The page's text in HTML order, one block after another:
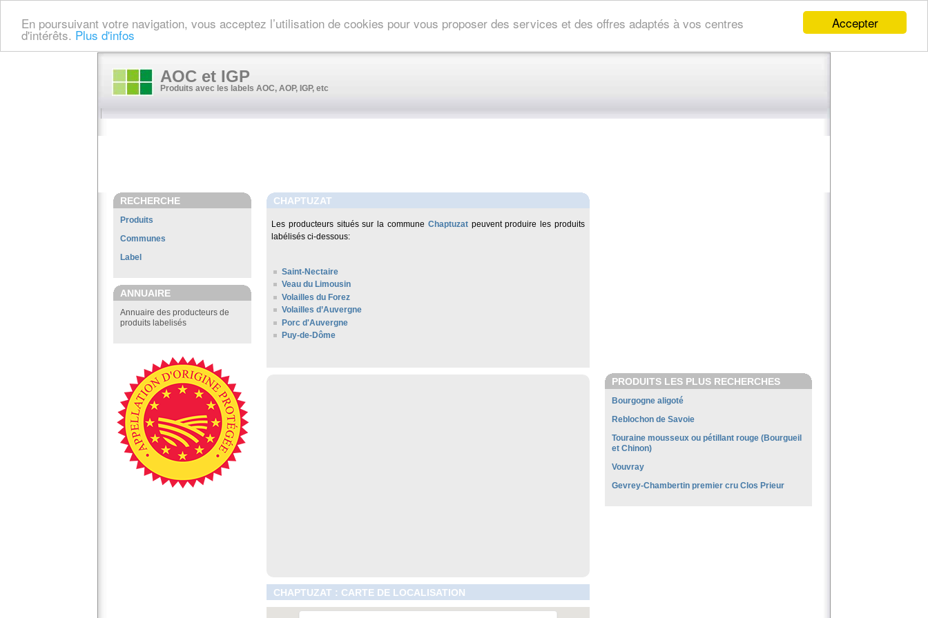
Accepter
En poursuivant votre navigation, vous acceptez l’utilisation de cookies pour vous proposer des services et des offres adaptés à vos centres
d'intérêts. Plus d'infos
AOC et IGP
Produits avec les labels AOC, AOP, IGP, etc
RECHERCHE
Produits
Communes
Label
ANNUAIRE
Annuaire des producteurs de
produits labelisés
CHAPTUZAT
Les producteurs situés sur la commune Chaptuzatpeuvent produire les produits
labélisés ci-dessous:
Saint-Nectaire
Veau du Limousin
Volailles du Forez
Volailles d’Auvergne
Porc d'Auvergne
Puy-de-Dôme
CHAPTUZAT : CARTE DE LOCALISATION
PRODUITS LES PLUS RECHERCHES
Bourgogne aligoté
Reblochon de Savoie
Touraine mousseux ou pétillant rouge (Bourgueil
et Chinon)
Vouvray
Gevrey-Chambertin premier cru Clos Prieur